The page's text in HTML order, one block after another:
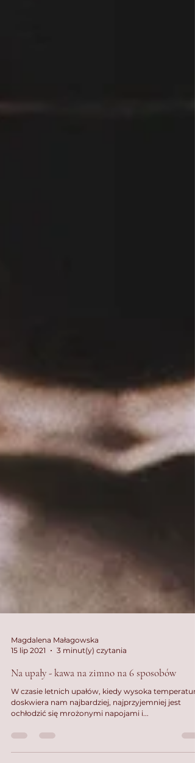
15 lip 2021
3 minut(y) czytania
Na upały - kawa na zimno na 6 sposobów
W czasie letnich upałów, kiedy wysoka
ochłodzić się mrożonymi napojami i...